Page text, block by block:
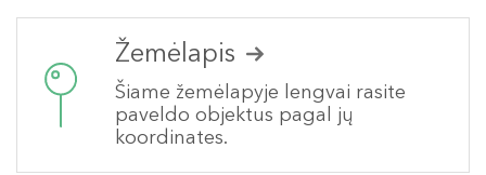
Žemėlapis
Šiame žemėlapyje lengvai rasite
paveldo objektus pagal jų
koordinates.